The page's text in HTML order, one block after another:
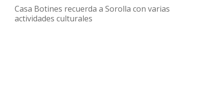
Casa Botines recuerda a Sorolla con varias
actividades culturales